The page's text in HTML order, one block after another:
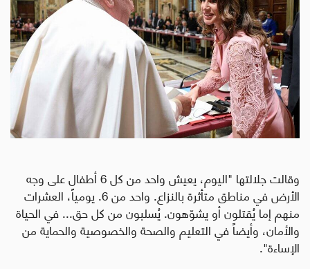
وقالت جلالتها "اليوم، يعيش واحد من كل 6 أطفال على وجه
الأرض في مناطق متأثرة بالنزاع. واحد من 6. يومياً، العشرات
منهم إما يُقتلون أو يشوّهون. يُسلبون من كل حق... في الحياة
والأمان، وأيضاً في التعليم والصحة والخصوصية والحماية من
الإساءة".